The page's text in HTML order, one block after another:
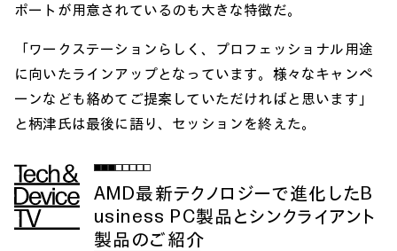
ポートが用意されているのも大きな特徴だ。
「ワークステーションらしく、プロフェッショナル用途
に向いたラインアップとなっています。様々なキャンペ
ーンなども絡めてご提案していただければと思います」
と柄津氏は最後に語り、セッションを終えた。
AMD最新テクノロジーで進化したB
usiness PC製品とシンクライアント
製品のご紹介